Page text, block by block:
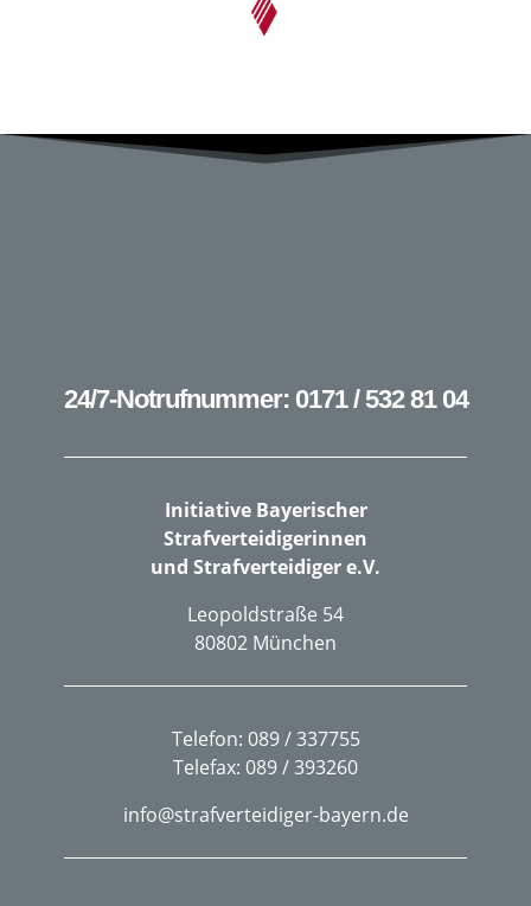
24/7-Notrufnummer: 0171 / 532 81 04
Initiative Bayerischer
Strafverteidigerinnen
und Strafverteidiger e.V.
Leopoldstraße 54
80802 München
Telefon: 089 / 337755
Telefax: 089 / 393260
info@strafverteidiger-bayern.de